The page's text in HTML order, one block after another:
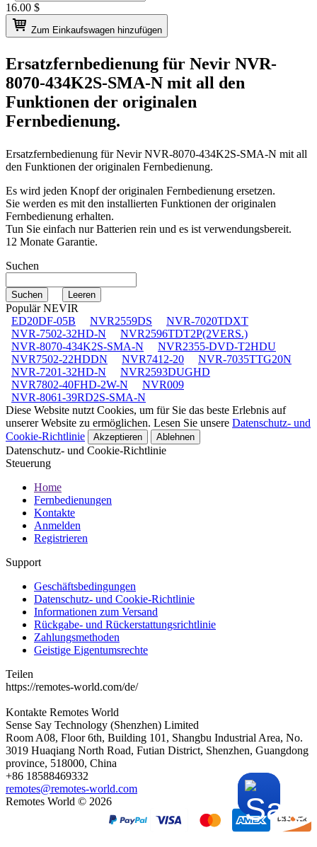
16.00 $
Zum Einkaufswagen hinzufügen
Ersatzfernbedienung für Nevir NVR-
8070-434K2S-SMA-N mit all den
Funktionen der originalen
Fernbedienung.
Ersatzfernbedienung fürNevir NVR-8070-434K2S-SMA-N mit all
den Funktionen der originalen Fernbedienung.
Es wird jeden Knopf der originalen Fernbedienung ersetzen.
Sie werden es mit den installierten Funktionen der originalen
Fernbedienung erhalten.
Tun Sie einfach nur Batterien rein und es ist verwendungsbereit.
12 Monate Garantie.
Suchen
Populär NEVIR
ED20DF-05B
NVR2559DS
NVR-7020TDXT
NVR-7502-32HD-N
NVR2596TDT2P(2VERS.)
NVR-8070-434K2S-SMA-N
NVR2355-DVD-T2HDU
NVR7502-22HDDN
NVR7412-20
NVR-7035TTG20N
NVR-7201-32HD-N
NVR2593DUGHD
NVR7802-40FHD-2W-N
NVR009
NVR-8061-39RD2S-SMA-N
Diese Website nutzt Cookies, um für Sie das beste Erlebnis auf
unserer Website zu ermöglichen. Lesen Sie unsere Datenschutz- und
Cookie-Richtlinie
Akzeptieren Ablehnen
Datenschutz- und Cookie-Richtlinie
Steuerung
Home
Fernbedienungen
Kontakte
Anmelden
Registrieren
Support
Geschäftsbedingungen
Datenschutz- und Cookie-Richtlinie
Informationen zum Versand
Rückgabe- und Rückerstattungsrichtlinie
Zahlungsmethoden
Geistige Eigentumsrechte
Teilen
https://remotes-world.com/de/
Kontakte Remotes World
Sense Say Technology (Shenzhen) Limited
Room A08, Floor 6th, Building 101, Shangbu Industrial Area, No.
3019 Huaqiang North Road, Futian District, Shenzhen, Guangdong
province, 518000, China
+86 18588469332
remotes@remotes-world.com
Remotes World © 2026